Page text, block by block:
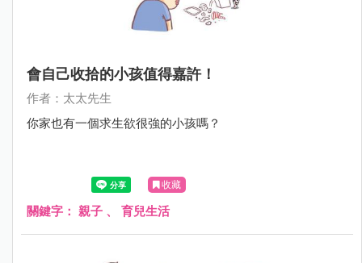
會自己收拾的小孩值得嘉許！
作者：太太先生
你家也有一個求生欲很強的小孩嗎？
收藏
關鍵字： 親子 、 育兒生活